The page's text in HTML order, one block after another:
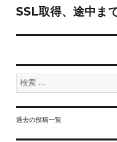
ゲ
ー
ョ
ン
SSL取得、途中ま
検
索:
過去の投稿一覧